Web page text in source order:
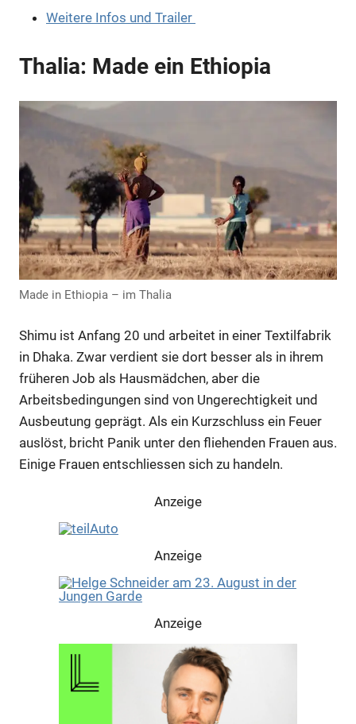
Weitere Infos und Trailer
Thalia: Made ein Ethiopia
Made in Ethiopia – im Thalia
Shimu ist Anfang 20 und arbeitet in einer Textilfabrik
in Dhaka. Zwar verdient sie dort besser als in ihrem
früheren Job als Hausmädchen, aber die
Arbeitsbedingungen sind von Ungerechtigkeit und
Ausbeutung geprägt. Als ein Kurzschluss ein Feuer
auslöst, bricht Panik unter den fliehenden Frauen aus.
Einige Frauen entschliessen sich zu handeln.
Anzeige
Anzeige
Anzeige